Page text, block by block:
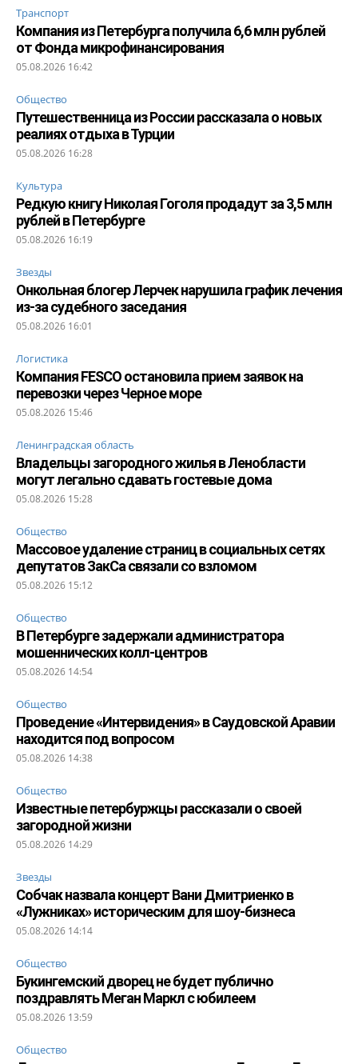
Транспорт
Компания из Петербурга получила 6,6 млн рублей
от Фонда микрофинансирования
05.08.2026 16:42
Общество
Путешественница из России рассказала о новых
реалиях отдыха в Турции
05.08.2026 16:28
Культура
Редкую книгу Николая Гоголя продадут за 3,5 млн
рублей в Петербурге
05.08.2026 16:19
Звезды
Онкольная блогер Лерчек нарушила график лечения
из-за судебного заседания
05.08.2026 16:01
Логистика
Компания FESCO остановила прием заявок на
перевозки через Черное море
05.08.2026 15:46
Ленинградская область
Владельцы загородного жилья в Ленобласти
могут легально сдавать гостевые дома
05.08.2026 15:28
Общество
Массовое удаление страниц в социальных сетях
депутатов ЗакСа связали со взломом
05.08.2026 15:12
Общество
В Петербурге задержали администратора
мошеннических колл-центров
05.08.2026 14:54
Общество
Проведение «Интервидения» в Саудовской Аравии
находится под вопросом
05.08.2026 14:38
Общество
Известные петербуржцы рассказали о своей
загородной жизни
05.08.2026 14:29
Звезды
Собчак назвала концерт Вани Дмитриенко в
«Лужниках» историческим для шоу-бизнеса
05.08.2026 14:14
Общество
Букингемский дворец не будет публично
поздравлять Меган Маркл с юбилеем
05.08.2026 13:59
Общество